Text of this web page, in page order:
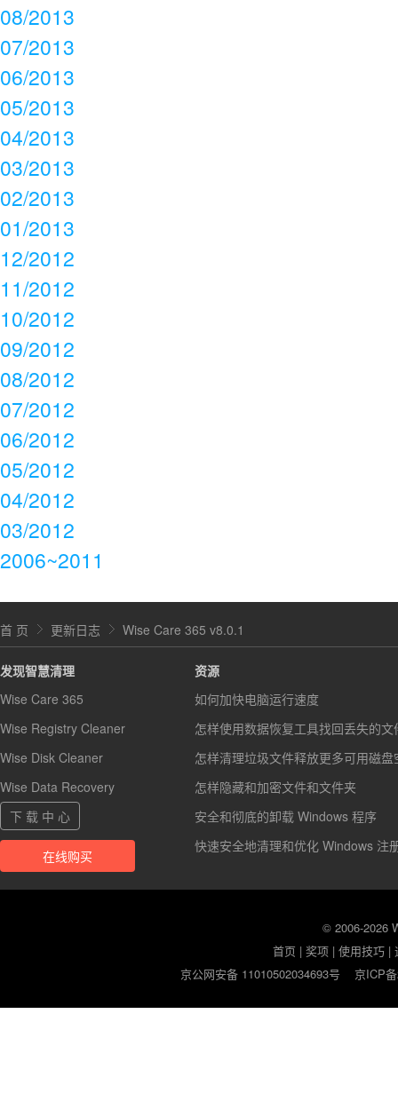
08/2013
07/2013
06/2013
05/2013
04/2013
03/2013
02/2013
01/2013
12/2012
11/2012
10/2012
09/2012
08/2012
07/2012
06/2012
05/2012
04/2012
03/2012
2006~2011
首 页 更新日志 Wise Care 365 v8.0.1
发现智慧清理
Wise Care 365
Wise Registry Cleaner
Wise Disk Cleaner
Wise Data Recovery
下 载 中 心
在线购买
资源
如何加快电脑运行速度
怎样使用数据恢复工具找回丢失的文
怎样清理垃圾文件释放更多可用磁盘
怎样隐藏和加密文件和文件夹
安全和彻底的卸载 Windows 程序
快速安全地清理和优化 Windows 注
© 2006-2026
首页 |奖项 |使用技巧 |
京公网安备 11010502034693号
京ICP